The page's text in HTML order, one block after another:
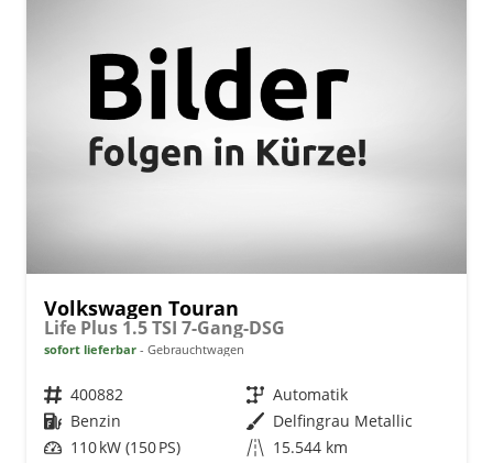
Volkswagen Touran
Life Plus 1.5 TSI 7-Gang-DSG
sofort lieferbar Gebrauchtwagen
Fahrzeugnr. 400882 Getriebe Automatik
Kraftstoff Benzin Außenfarbe Delfingrau Metallic
Leistung 110 kW (150 PS) Kilometerstand 15.544 km